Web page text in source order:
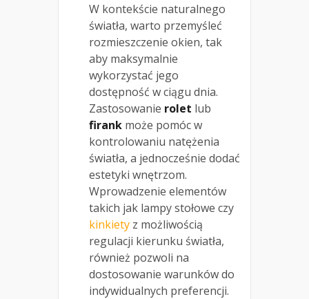
W kontekście naturalnego
światła, warto przemyśleć
rozmieszczenie okien, tak
aby maksymalnie
wykorzystać jego
dostępność w ciągu dnia.
Zastosowanie rolet lub
firank może pomóc w
kontrolowaniu natężenia
światła, a jednocześnie dodać
estetyki wnętrzom.
Wprowadzenie elementów
takich jak lampy stołowe czy
kinkiety z możliwością
regulacji kierunku światła,
również pozwoli na
dostosowanie warunków do
indywidualnych preferencji.